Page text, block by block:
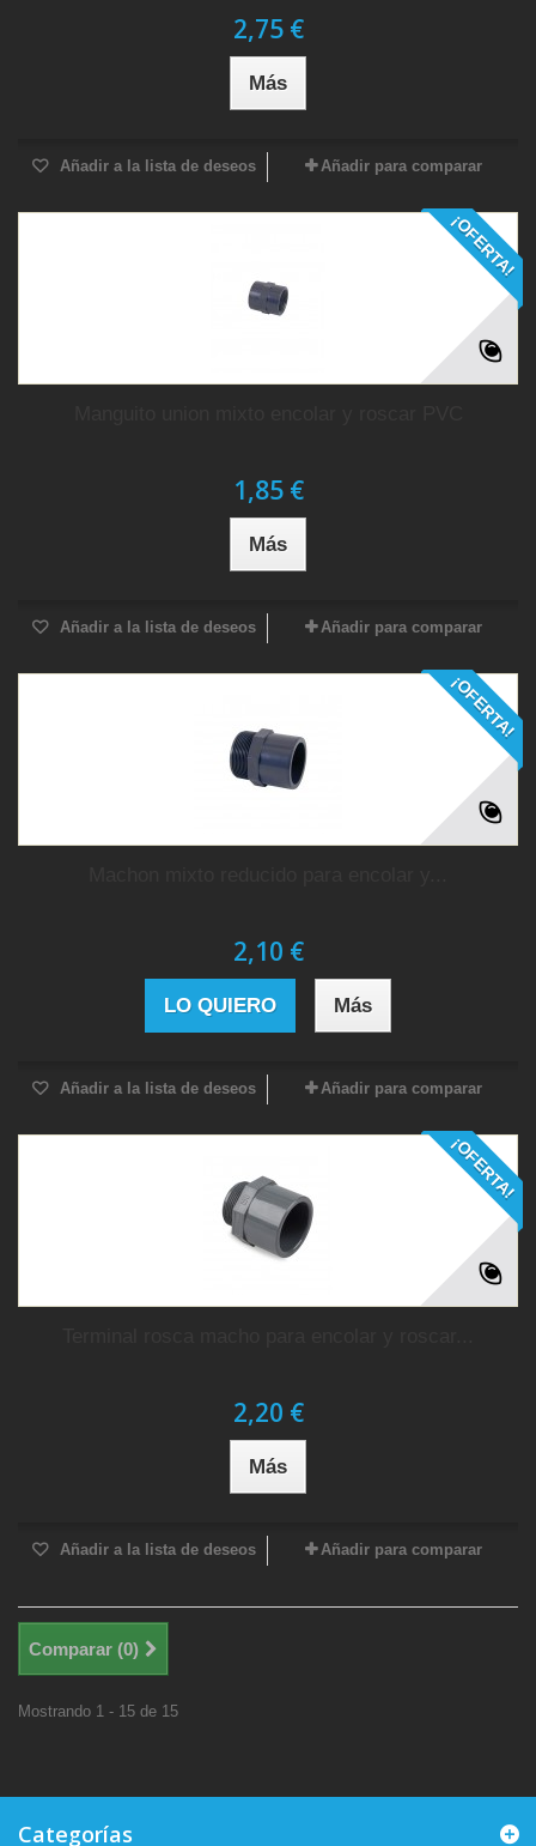
2,75 €
Más
Añadir a la lista de deseos Añadir para comparar
¡OFERTA!
1,85 €
Más
Añadir a la lista de deseos Añadir para comparar
¡OFERTA!
2,10 €
LO QUIERO Más
Añadir a la lista de deseos Añadir para comparar
¡OFERTA!
2,20 €
Más
Añadir a la lista de deseos Añadir para comparar
Comparar (0)
Mostrando 1 - 15 de 15
Categorías